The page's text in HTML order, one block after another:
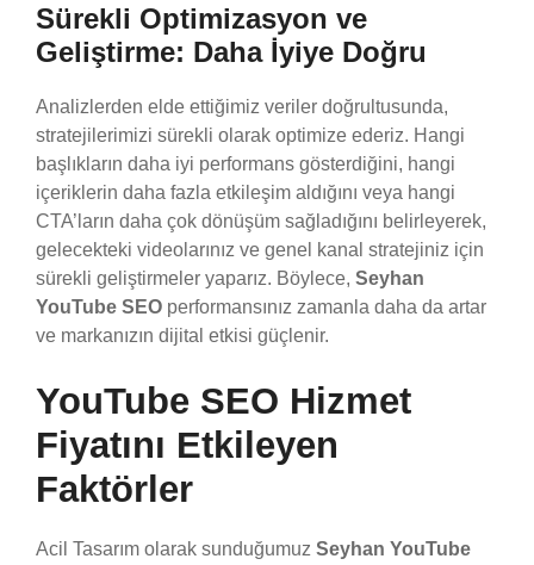
Sürekli Optimizasyon ve
Geliştirme: Daha İyiye Doğru
Analizlerden elde ettiğimiz veriler doğrultusunda,
stratejilerimizi sürekli olarak optimize ederiz. Hangi
başlıkların daha iyi performans gösterdiğini, hangi
içeriklerin daha fazla etkileşim aldığını veya hangi
CTA’ların daha çok dönüşüm sağladığını belirleyerek,
gelecekteki videolarınız ve genel kanal stratejiniz için
sürekli geliştirmeler yaparız. Böylece, Seyhan
YouTube SEO performansınız zamanla daha da artar
ve markanızın dijital etkisi güçlenir.
YouTube SEO Hizmet
Fiyatını Etkileyen
Faktörler
Acil Tasarım olarak sunduğumuz Seyhan YouTube